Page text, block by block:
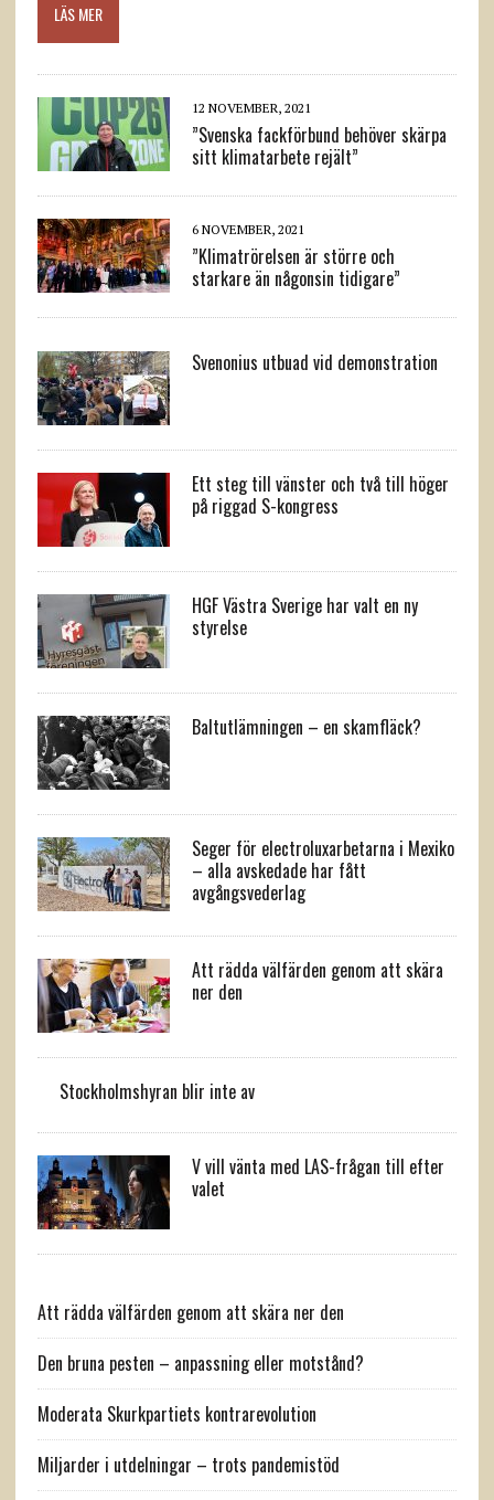
LÄS MER
12 NOVEMBER, 2021
”Svenska fackförbund behöver skärpa
sitt klimatarbete rejält”
6 NOVEMBER, 2021
”Klimatrörelsen är större och
starkare än någonsin tidigare”
Svenonius utbuad vid demonstration
Ett steg till vänster och två till höger
på riggad S-kongress
HGF Västra Sverige har valt en ny
styrelse
Baltutlämningen – en skamfläck?
Seger för electroluxarbetarna i Mexiko
– alla avskedade har fått
avgångsvederlag
Att rädda välfärden genom att skära
ner den
Stockholmshyran blir inte av
V vill vänta med LAS-frågan till efter
valet
Att rädda välfärden genom att skära ner den
Den bruna pesten – anpassning eller motstånd?
Moderata Skurkpartiets kontrarevolution
Miljarder i utdelningar – trots pandemistöd